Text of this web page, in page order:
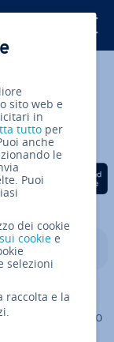
la
Facebook
via Twitter
via
motore di
Nel 2015 le
hanno superato
dei siti si
sito web e
in
tutto per
anche
le
Puoi
dei cookie
cookie e
selezioni
raccolta e la